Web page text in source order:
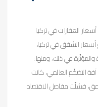
العقارات في تركيا
الشقق في تركيا،
في ذلك، ومنها:
التضخّم العالمي، كانت
فشلّت مفاصل الاقتصاد